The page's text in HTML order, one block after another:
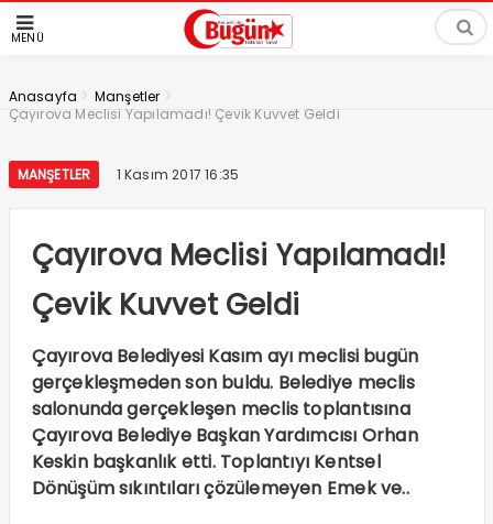
MENÜ
Anasayfa > Manşetler >
Çayırova Meclisi Yapılamadı! Çevik Kuvvet Geldi
MANŞETLER 1 Kasım 2017 16:35
Çayırova Meclisi Yapılamadı!
Çevik Kuvvet Geldi
Çayırova Belediyesi Kasım ayı meclisi bugün
gerçekleşmeden son buldu. Belediye meclis
salonunda gerçekleşen meclis toplantısına
Çayırova Belediye Başkan Yardımcısı Orhan
Keskin başkanlık etti. Toplantıyı Kentsel
Dönüşüm sıkıntıları çözülemeyen Emek ve..